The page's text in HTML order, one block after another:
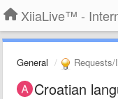
XiiaLive™ -
General Requests/
Croatian